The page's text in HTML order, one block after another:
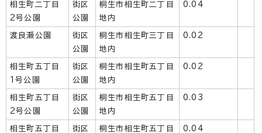
相生町二丁目
2号公園
街区
公園
桐生市相生町二丁目
地内
0.04
渡良瀬公園
街区
公園
桐生市相生町三丁目
地内
0.02
相生町五丁目
1号公園
街区
公園
桐生市相生町五丁目
地内
0.02
相生町五丁目
2号公園
街区
公園
桐生市相生町五丁目
地内
0.03
相生町五丁目
街区
桐生市相生町五丁目
0.04